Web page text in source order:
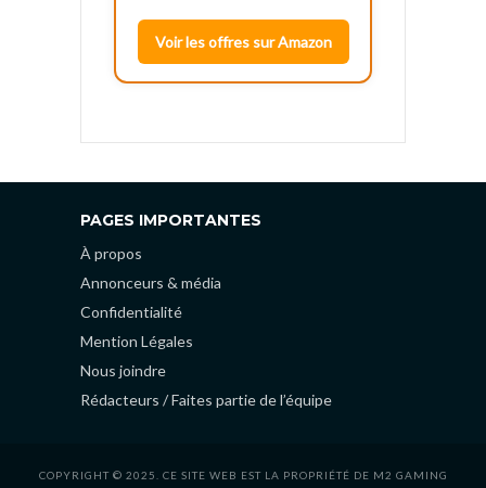
Voir les offres sur Amazon
PAGES IMPORTANTES
À propos
Annonceurs & média
Confidentialité
Mention Légales
Nous joindre
Rédacteurs / Faites partie de l’équipe
COPYRIGHT © 2025. CE SITE WEB EST LA PROPRIÉTÉ DE M2 GAMING